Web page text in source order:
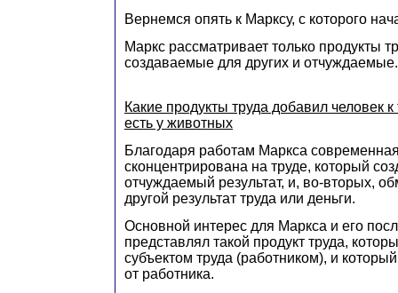
Вернемся опять к Марксу, с которого
Маркс рассматривает только продукты
создаваемые для других и отчуждаемые.
Какие продукты труда добавил человек
есть у животных
Благодаря работам Маркса
сконцентрирована на труде, который
отчуждаемый результат, и, во-вторых,
другой результат труда или деньги.
Основной интерес для Маркса и его
представлял такой продукт труда,
субъектом труда (работником), и
от работника.